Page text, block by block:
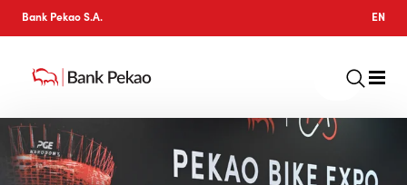
Bank Pekao S.A. EN